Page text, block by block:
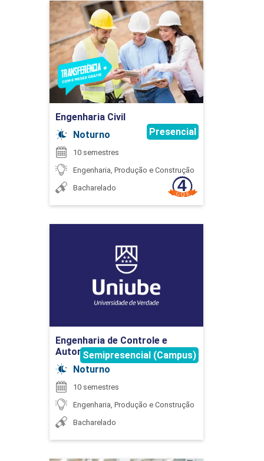
ESTRUTURA DE CONCRETO ARMADO I
60
ESTRUTURA DE CONCRETO ARMADO II
60
ESTRUTURA DE CONCRETO PROTENDIDO
75
ESTRUTURAS DE FUNDAÇÕES
Engenharia Civil
Noturno
Presencial
10 semestres
Engenharia, Produção e Construção
Bacharelado
Engenharia Civil
Detalhes do curso
Ir para Inscrição
Engenharia de Controle e
Automação
Noturno
Semipresencial (Campus)
10 semestres
Engenharia, Produção e Construção
Bacharelado
Detalhes do curso